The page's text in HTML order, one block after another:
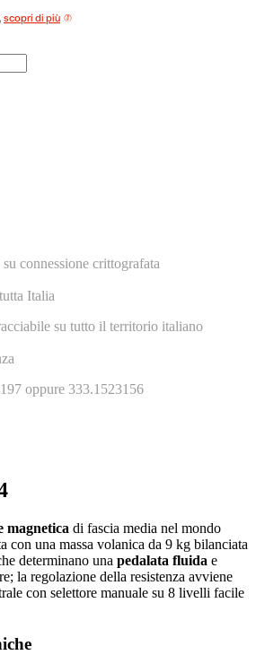
, scopri di più
connessione crittografata
Italia
su tutto il territorio italiano
oppure 333.1523156
magnetica di fascia media nel mondo
con una massa volanica da 9 kg bilanciata
determinano una pedalata fluida e
la regolazione della resistenza avviene
con selettore manuale su 8 livelli facile